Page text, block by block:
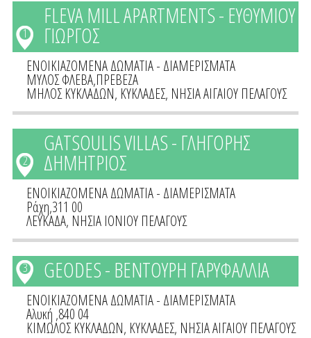
FLEVA MILL APARTMENTS - ΕΥΘΥΜΙΟΥ
ΓΙΩΡΓΟΣ
1
ΕΝΟΙΚΙΑΖΟΜΕΝΑ ΔΩΜΑΤΙΑ - ΔΙΑΜΕΡΙΣΜΑΤΑ
ΜΥΛΟΣ ΦΛΕΒΑ,ΠΡΕΒΕΖΑ
ΜΗΛΟΣ ΚΥΚΛΑΔΩΝ, ΚΥΚΛΑΔΕΣ, ΝΗΣΙΑ ΑΙΓΑΙΟΥ ΠΕΛΑΓΟΥΣ
GATSOULIS VILLAS - ΓΛΗΓΟΡΗΣ
ΔΗΜΗΤΡΙΟΣ
2
ΕΝΟΙΚΙΑΖΟΜΕΝΑ ΔΩΜΑΤΙΑ - ΔΙΑΜΕΡΙΣΜΑΤΑ
Ράχη,311 00
ΛΕΥΚΑΔΑ, ΝΗΣΙΑ ΙΟΝΙΟΥ ΠΕΛΑΓΟΥΣ
GEODES - ΒΕΝΤΟΥΡΗ ΓΑΡΥΦΑΛΛΙΑ
3
ΕΝΟΙΚΙΑΖΟΜΕΝΑ ΔΩΜΑΤΙΑ - ΔΙΑΜΕΡΙΣΜΑΤΑ
Αλυκή ,840 04
ΚΙΜΩΛΟΣ ΚΥΚΛΑΔΩΝ, ΚΥΚΛΑΔΕΣ, ΝΗΣΙΑ ΑΙΓΑΙΟΥ ΠΕΛΑΓΟΥΣ